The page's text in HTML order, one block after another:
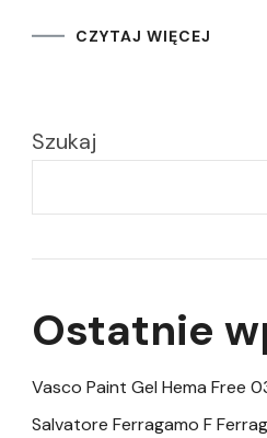
CZYTAJ WIĘCEJ
Szukaj
Ostatnie
Vasco Paint Gel Hema Free
Salvatore Ferragamo F